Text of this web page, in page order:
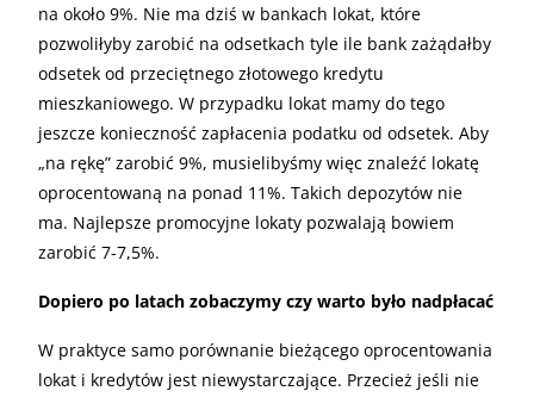
na około 9%. Nie ma dziś w bankach lokat, które
pozwoliłyby zarobić na odsetkach tyle ile bank zażądałby
odsetek od przeciętnego złotowego kredytu
mieszkaniowego. W przypadku lokat mamy do tego
jeszcze konieczność zapłacenia podatku od odsetek. Aby
„na rękę” zarobić 9%, musielibyśmy więc znaleźć lokatę
oprocentowaną na ponad 11%. Takich depozytów nie
ma. Najlepsze promocyjne lokaty pozwalają bowiem
zarobić 7-7,5%.
Dopiero po latach zobaczymy czy warto było nadpłacać
W praktyce samo porównanie bieżącego oprocentowania
lokat i kredytów jest niewystarczające. Przecież jeśli nie